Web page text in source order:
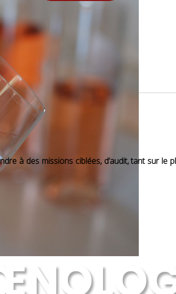
à des missions ciblées, d’audit, tant sur le